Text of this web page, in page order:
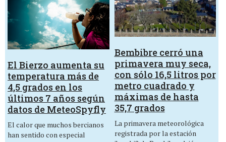
El Bierzo aumenta su
temperatura más de
4,5 grados en los
últimos 7 años según
datos de MeteoSpyfly
El calor que muchos bercianos
han sentido con especial
Bembibre cerró una
primavera muy seca,
con sólo 16,5 litros por
metro cuadrado y
máximas de hasta
35,7 grados
La primavera meteorológica
registrada por la estación